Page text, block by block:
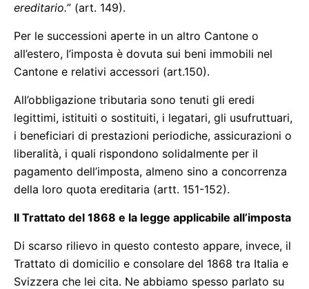
ereditario.” (art. 149).
Per le successioni aperte in un altro Cantone o
all’estero, l’imposta è dovuta sui beni immobili nel
Cantone e relativi accessori (art.150).
All’obbligazione tributaria sono tenuti gli eredi
legittimi, istituiti o sostituiti, i legatari, gli usufruttuari,
i beneficiari di prestazioni periodiche, assicurazioni o
liberalità, i quali rispondono solidalmente per il
pagamento dell’imposta, almeno sino a concorrenza
della loro quota ereditaria (artt. 151-152).
Il Trattato del 1868 e la legge applicabile all’imposta
Di scarso rilievo in questo contesto appare, invece, il
Trattato di domicilio e consolare del 1868 tra Italia e
Svizzera che lei cita. Ne abbiamo spesso parlato su